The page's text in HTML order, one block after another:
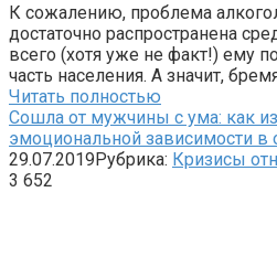
К сожалению, проблема
достаточно распространена
всего (хотя уже не факт!) ему
часть населения. А значит,
Читать полностью
Сошла от мужчины с ума: как
эмоциональной зависимости в
29.07.2019Рубрика: Кризисы
3 652